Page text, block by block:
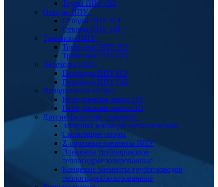
Трубы ППУ ОЦ
Отводы ППУ
Отводы ППУ ПЭ
Отводы ППУ ОЦ
Тройники ППУ
Тройники ППУ ПЭ
Тройники ППУ ОЦ
Переходы ППУ
Переходы ППУ ПЭ
Переходы ППУ ОЦ
Неподвижные опоры
Неподвижная опора ПЭ
Неподвижная опора ОЦ
Другие фасонные элементы
Заглушка изоляции металлическая
Скользящие опоры
Z-образные элементы ППУ
Элементы трубопроводов
теплогидроизолированные
Концевые элементы трубопроводов
теплогидроизолированные